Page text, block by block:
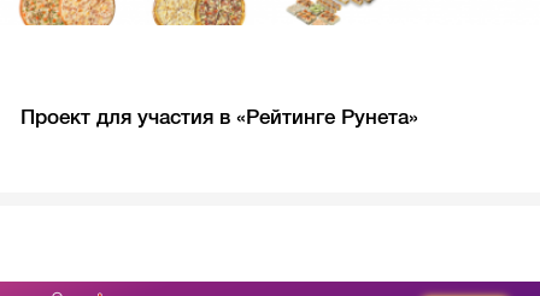
Проект для участия в «Рейтинге Рунета»